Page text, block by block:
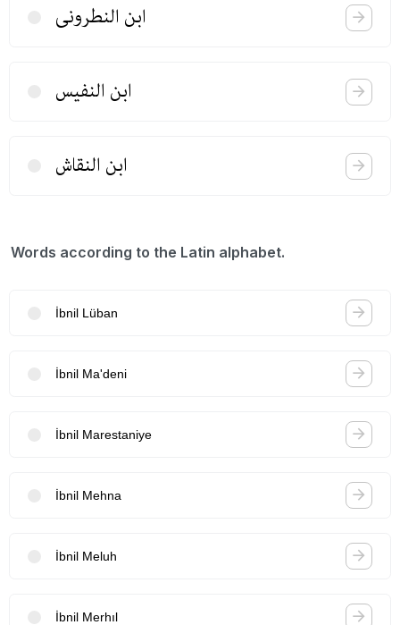
ابن النطرونی
ابن النفیس
ابن النقاش
Words according to the Latin alphabet.
İbnil Lüban
İbnil Ma'deni
İbnil Marestaniye
İbnil Mehna
İbnil Meluh
İbnil Merhıl